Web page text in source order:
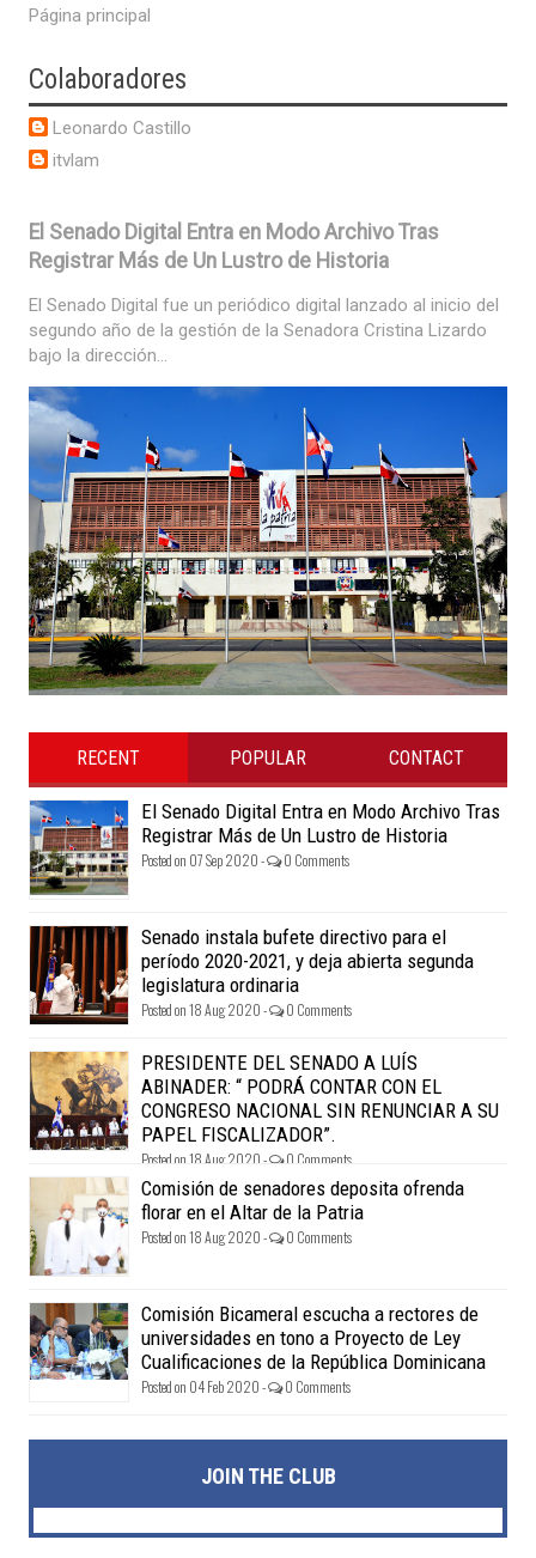
Página principal
Colaboradores
Leonardo Castillo
itvlam
El Senado Digital Entra en Modo Archivo Tras
Registrar Más de Un Lustro de Historia
El Senado Digital fue un periódico digital lanzado al inicio del
segundo año de la gestión de la Senadora Cristina Lizardo
bajo la dirección...
RECENT POPULAR CONTACT
El Senado Digital Entra en Modo Archivo Tras
Registrar Más de Un Lustro de Historia
Posted on 07 Sep 2020 - 0 Comments
Senado instala bufete directivo para el
período 2020-2021, y deja abierta segunda
legislatura ordinaria
Posted on 18 Aug 2020 - 0 Comments
PRESIDENTE DEL SENADO A LUÍS
ABINADER: “ PODRÁ CONTAR CON EL
CONGRESO NACIONAL SIN RENUNCIAR A SU
PAPEL FISCALIZADOR”.
Posted on 18 Aug 2020 - 0 Comments
Comisión de senadores deposita ofrenda
florar en el Altar de la Patria
Posted on 18 Aug 2020 - 0 Comments
Comisión Bicameral escucha a rectores de
universidades en tono a Proyecto de Ley
Cualificaciones de la República Dominicana
Posted on 04 Feb 2020 - 0 Comments
JOIN THE CLUB